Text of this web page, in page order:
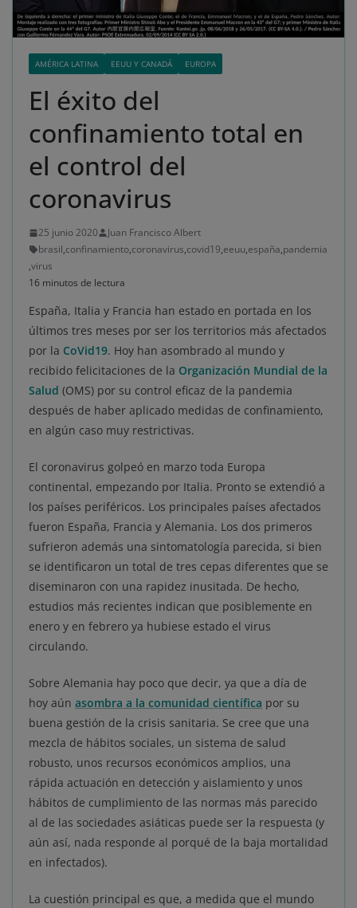
AMÉRICA LATINA EEUU Y CANADÁ EUROPA
El éxito del
confinamiento total en
el control del
coronavirus
25 junio 2020
Juan Francisco Albert
brasil,confinamiento,coronavirus,covid19,eeuu,españa,pandemia
,virus
16 minutos de lectura
España, Italia y Francia han estado en portada en los
últimos tres meses por ser los territorios más afectados
por la CoVid19. Hoy han asombrado al mundo y
recibido felicitaciones de la Organización Mundial de la
Salud (OMS) por su control eficaz de la pandemia
después de haber aplicado medidas de confinamiento,
en algún caso muy restrictivas.
El coronavirus golpeó en marzo toda Europa
continental, empezando por Italia. Pronto se extendió a
los países periféricos. Los principales países afectados
fueron España, Francia y Alemania. Los dos primeros
sufrieron además una sintomatología parecida, si bien
se identificaron un total de tres cepas diferentes que se
diseminaron con una rapidez inusitada. De hecho,
estudios más recientes indican que posiblemente en
enero y en febrero ya hubiese estado el virus
circulando.
Sobre Alemania hay poco que decir, ya que a día de
hoy aún asombra a la comunidad científica por su
buena gestión de la crisis sanitaria. Se cree que una
mezcla de hábitos sociales, un sistema de salud
robusto, unos recursos económicos amplios, una
rápida actuación en detección y aislamiento y unos
hábitos de cumplimiento de las normas más parecido
al de las sociedades asiáticas puede ser la respuesta (y
aún así, nada responde al porqué de la baja mortalidad
en infectados).
La cuestión principal es que, a medida que el mundo